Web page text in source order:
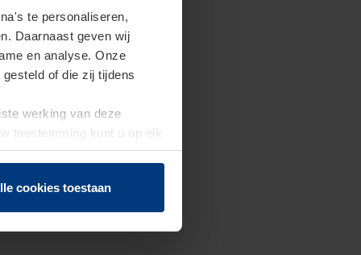
te personaliseren,
Daarnaast geven wij
en analyse. Onze
of die zij tijdens
werking van deze
toestemming kunt u op elk
herroepen.
cookies toestaan